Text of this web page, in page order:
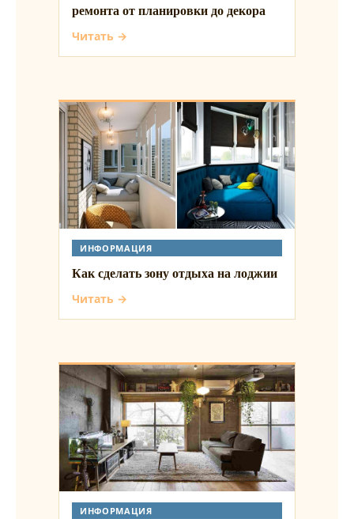
ремонта от планировки до декора
Читать →
ИНФОРМАЦИЯ
Как сделать зону отдыха на лоджии
Читать →
ИНФОРМАЦИЯ